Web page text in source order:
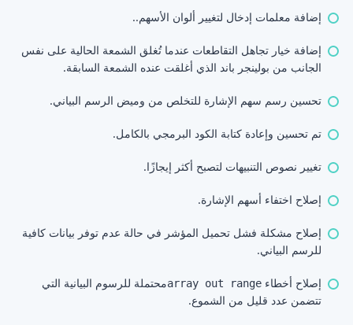
إضافة معلمات إدخال لتغيير ألوان الأسهم..
إضافة خيار تجاهل التقاطعات عندما تُغلق الشمعة الحالية على نفس
الجانب من بولينجر باند الذي أغلقت عنده الشمعة السابقة.
تحسين رسم سهم الإشارة للتخلص من وميض الرسم البياني.
تم تحسين وإعادة كتابة الكود البرمجي بالكامل.
تغيير نصوص التنبيهات لتصبح أكثر إيجازًا.
إصلاح اختفاء أسهم الإشارة.
إصلاح مشكلة فشل تحميل المؤشر في حالة عدم توفر بيانات كافية
للرسم البياني.
إصلاح أخطاء array out rangeمحتملة للرسوم البيانية التي
تتضمن عدد قليل من الشموع.